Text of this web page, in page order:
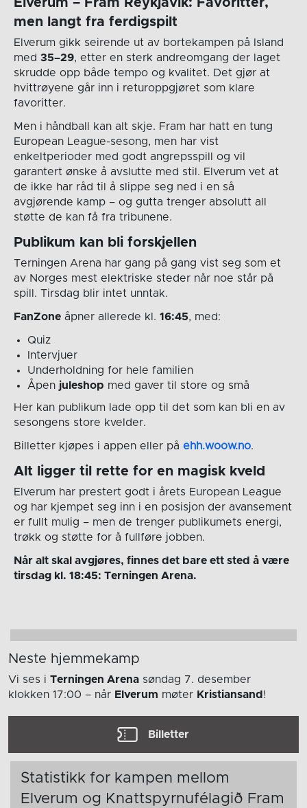
men langt fra ferdigspilt
Elverum gikk seirende ut av bortekampen på Island
med 35–29, etter en sterk andreomgang der laget
skrudde opp både tempo og kvalitet. Det gjør at
hvittrøyene går inn i returoppgjøret som klare
favoritter.
Men i håndball kan alt skje. Fram har hatt en tung
European League-sesong, men har vist
enkeltperioder med godt angrepsspill og vil
garantert ønske å avslutte med stil. Elverum vet at
de ikke har råd til å slippe seg ned i en så
avgjørende kamp – og gutta trenger absolutt all
støtte de kan få fra tribunene.
Publikum kan bli forskjellen
Terningen Arena har gang på gang vist seg som et
av Norges mest elektriske steder når noe står på
spill. Tirsdag blir intet unntak.
FanZoneåpner allerede kl. 16:45, med:
Quiz
Intervjuer
Underholdning for hele familien
Åpen juleshop med gaver til store og små
Her kan publikum lade opp til det som kan bli en av
sesongens store kvelder.
Billetter kjøpes i appen eller på ehh.woow.no.
Alt ligger til rette for en magisk kveld
Elverum har prestert godt i årets European League
og har kjempet seg inn i en posisjon der avansement
er fullt mulig – men de trenger publikumets energi,
trøkk og støtte for å fullføre jobben.
Når alt skal avgjøres, finnes det bare ett sted å være
tirsdag kl. 18:45: Terningen Arena.
Neste hjemmekamp
Vi ses i Terningen Arena søndag 7. desember
klokken 17:00 – når Elverum møter Kristiansand !
Billetter
Statistikk for kampen mellom
Elverum og Knattspyrnufélagið Fram